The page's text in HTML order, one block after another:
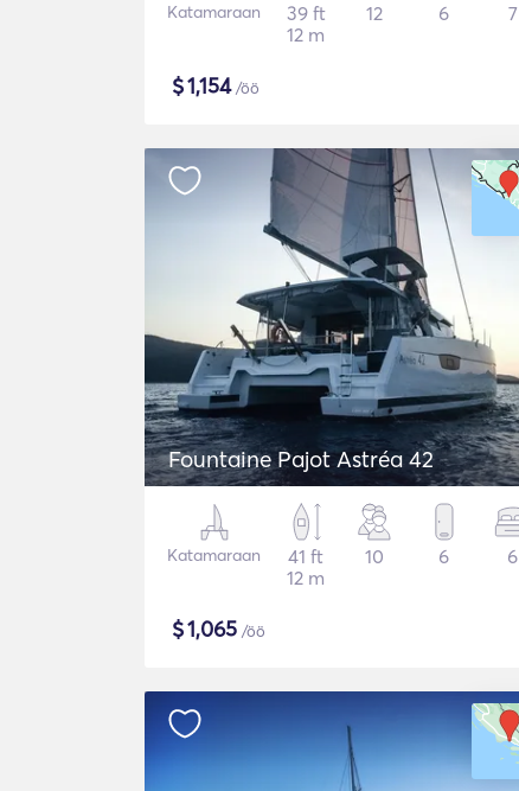
Katamaraan
39 ft
12 m
12 6 7
$1,154/öö
Fountaine Pajot Astréa 42
Katamaraan
41 ft
12 m
10 6 6
$1,065 /öö